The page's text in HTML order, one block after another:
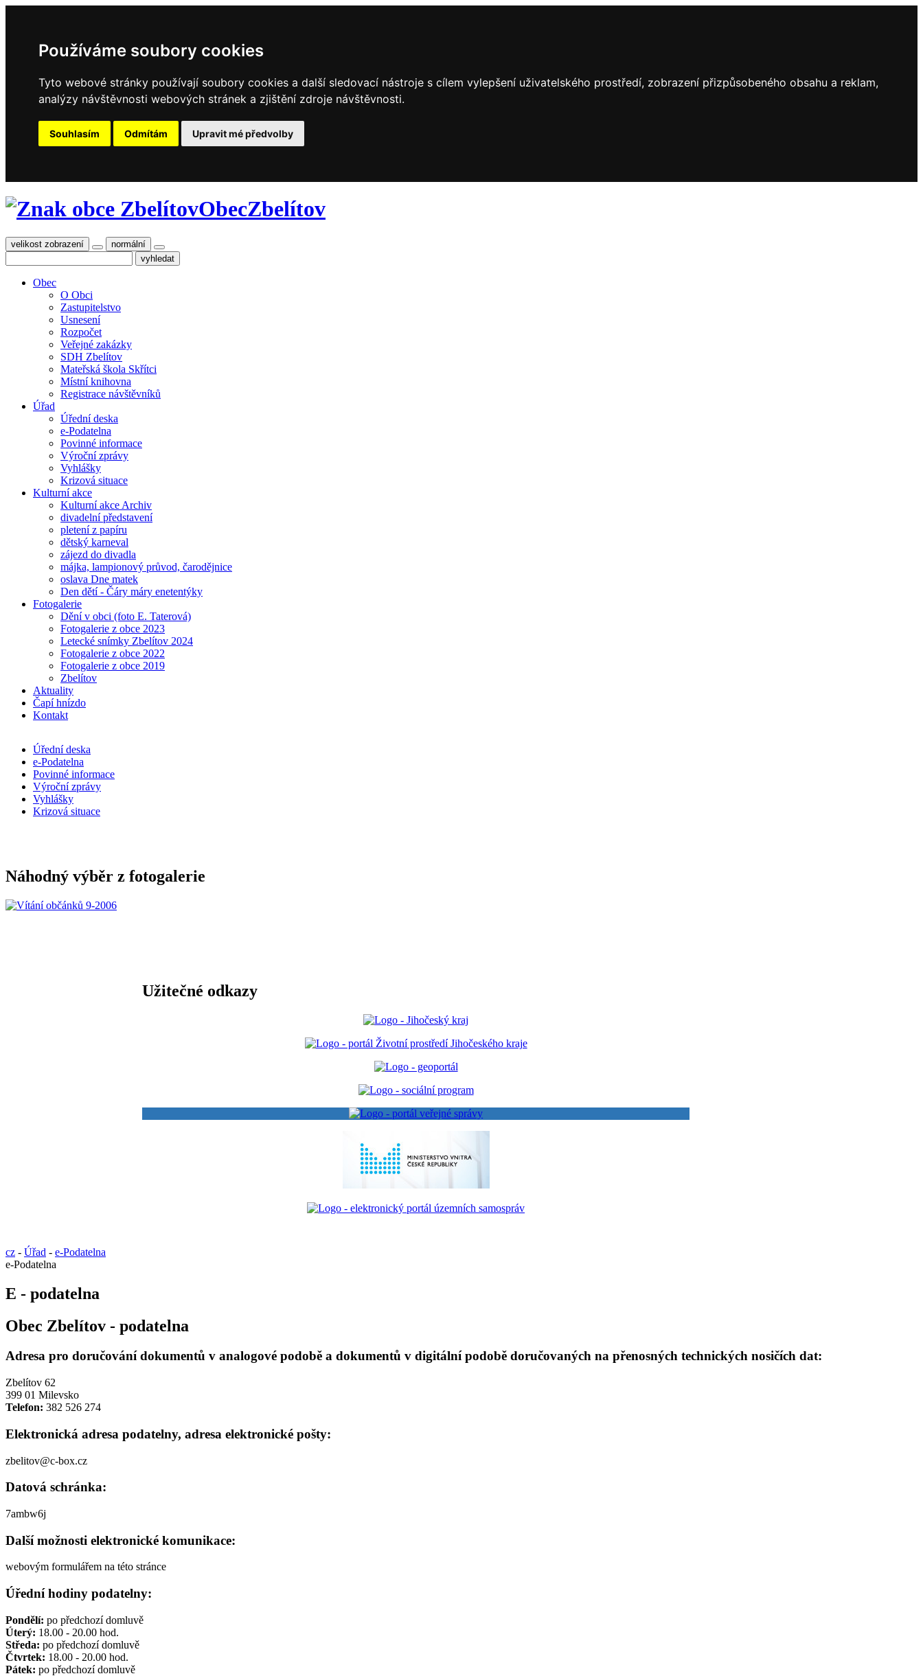
Používáme soubory cookies
Tyto webové stránky používají soubory cookies a další sledovací nástroje s cílem vylepšení uživatelského prostředí, zobrazení přizpůsobeného obsahu a reklam,
analýzy návštěvnosti webových stránek a zjištění zdroje návštěvnosti.
Souhlasím Odmítám Upravit mé předvolby
ObecZbelítov
velikost zobrazení normální
Obec
O Obci
Zastupitelstvo
Usnesení
Rozpočet
Veřejné zakázky
SDH Zbelítov
Mateřská škola Skřítci
Místní knihovna
Registrace návštěvníků
Úřad
Úřední deska
e-Podatelna
Povinné informace
Výroční zprávy
Vyhlášky
Krizová situace
Kulturní akce
Kulturní akce Archiv
divadelní představení
pletení z papíru
dětský karneval
zájezd do divadla
májka, lampionový průvod, čarodějnice
oslava Dne matek
Den dětí - Čáry máry enetentýky
Fotogalerie
Dění v obci (foto E. Taterová)
Fotogalerie z obce 2023
Letecké snímky Zbelítov 2024
Fotogalerie z obce 2022
Fotogalerie z obce 2019
Zbelítov
Aktuality
Čapí hnízdo
Kontakt
Úřední deska
e-Podatelna
Povinné informace
Výroční zprávy
Vyhlášky
Krizová situace
Náhodný výběr z fotogalerie
Užitečné odkazy
cz - Úřad - e-Podatelna
e-Podatelna
E - podatelna
Obec Zbelítov - podatelna
Adresa pro doručování dokumentů v analogové podobě a dokumentů v digitální podobě doručovaných na přenosných technických nosičích dat:
Zbelítov 62
399 01 Milevsko
Telefon: 382 526 274
Elektronická adresa podatelny, adresa elektronické pošty:
zbelitov@c-box.cz
Datová schránka:
7ambw6j
Další možnosti elektronické komunikace:
webovým formulářem na této stránce
Úřední hodiny podatelny:
Pondělí: po předchozí domluvě
Úterý: 18.00 - 20.00 hod.
Středa: po předchozí domluvě
Čtvrtek: 18.00 - 20.00 hod.
Pátek: po předchozí domluvě